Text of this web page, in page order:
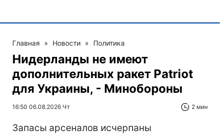
Главная » Новости » Политика
Нидерланды не имеют
дополнительных ракет Patriot
для Украины, - Минобороны
16:50 06.08.2026 Чт 2 мин
Запасы арсеналов исчерпаны